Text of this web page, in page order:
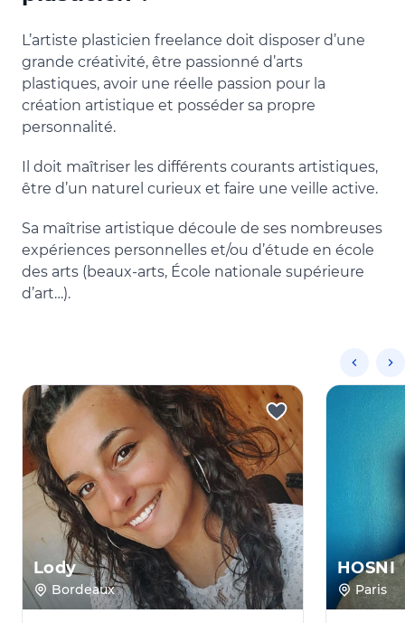
L’artiste plasticien freelance doit disposer d’une
grande créativité, être passionné d’arts
plastiques, avoir une réelle passion pour la
création artistique et posséder sa propre
personnalité.
Il doit maîtriser les différents courants artistiques,
être d’un naturel curieux et faire une veille active.
Sa maîtrise artistique découle de ses nombreuses
expériences personnelles et/ou d’étude en école
des arts (beaux-arts, École nationale supérieure
d’art…).
Lody
Bordeaux
HOSNI
Paris